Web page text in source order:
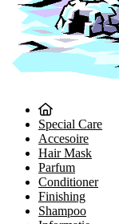
Special Care
Accesoire
Hair Mask
Parfum
Conditioner
Finishing
Shampoo